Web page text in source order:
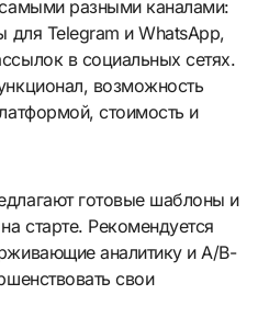
разными каналами:
для Telegram и WhatsApp,
в социальных сетях.
возможность
стоимость и
готовые шаблоны и
старте. Рекомендуется
аналитику и A/B-
свои